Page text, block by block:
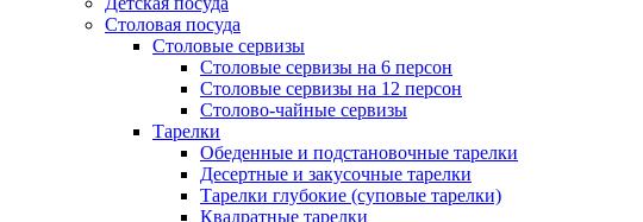
Столовая посуда
Столовые сервизы
Столовые сервизы на 6 персон
Столовые сервизы на 12 персон
Столово-чайные сервизы
Тарелки
Обеденные и подстановочные тарелки
Десертные и закусочные тарелки
Тарелки глубокие (суповые тарелки)
Квадратные тарелки